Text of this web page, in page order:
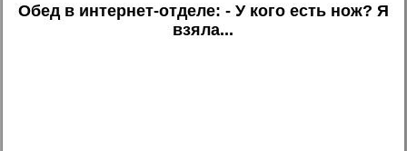
Обед в интернет-отделе: - У кого есть нож? Я
взяла...